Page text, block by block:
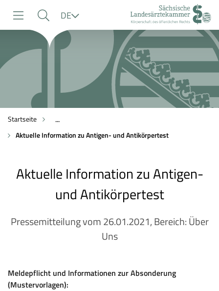
Navigation
Suche
Inhalt
DE
Startseite
...
Aktuelle Information zu Antigen- und Antikörpertest
Aktuelle Information zu Antigen-
und Antikörpertest
Pressemitteilung vom 26.01.2021, Bereich: Über
Uns
Meldepflicht und Informationen zur Absonderung
(Mustervorlagen):